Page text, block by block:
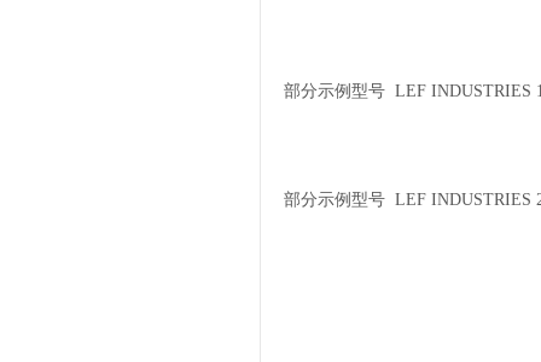
部分示例型号 LEF INDUSTRIES
部分示例型号 LEF INDUSTRIES